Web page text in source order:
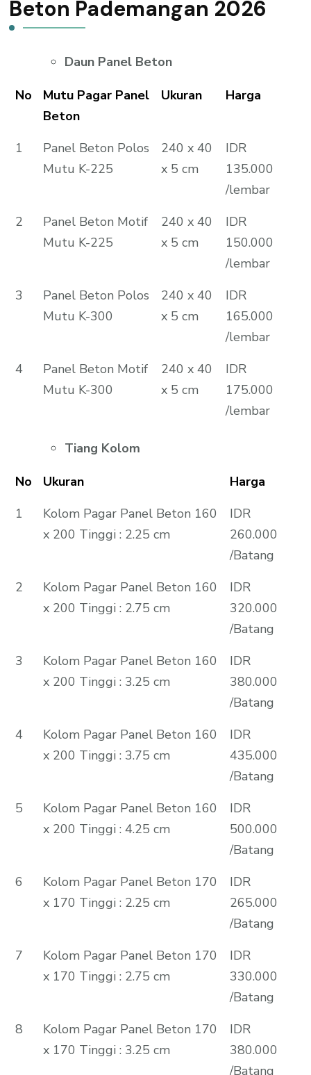
Beton Pademangan 2026
Daun Panel Beton
No
Mutu Pagar Panel
Beton
Ukuran Harga
1
Panel Beton Polos
Mutu K-225
240 x 40
x 5 cm
IDR
135.000
/lembar
2
Panel Beton Motif
Mutu K-225
240 x 40
x 5 cm
IDR
150.000
/lembar
3
Panel Beton Polos
Mutu K-300
240 x 40
x 5 cm
IDR
165.000
/lembar
4
Panel Beton Motif
Mutu K-300
240 x 40
x 5 cm
IDR
175.000
/lembar
Tiang Kolom
No
Ukuran
Harga
1
Kolom Pagar Panel Beton 160
x 200 Tinggi : 2.25 cm
IDR
260.000
/Batang
2
Kolom Pagar Panel Beton 160
x 200 Tinggi : 2.75 cm
IDR
320.000
/Batang
3
Kolom Pagar Panel Beton 160
x 200 Tinggi : 3.25 cm
IDR
380.000
/Batang
4
Kolom Pagar Panel Beton 160
x 200 Tinggi : 3.75 cm
IDR
435.000
/Batang
5
Kolom Pagar Panel Beton 160
x 200 Tinggi : 4.25 cm
IDR
500.000
/Batang
6
Kolom Pagar Panel Beton 170
x 170 Tinggi : 2.25 cm
IDR
265.000
/Batang
7
Kolom Pagar Panel Beton 170
x 170 Tinggi : 2.75 cm
IDR
330.000
/Batang
8
Kolom Pagar Panel Beton 170
x 170 Tinggi : 3.25 cm
IDR
380.000
/Batang